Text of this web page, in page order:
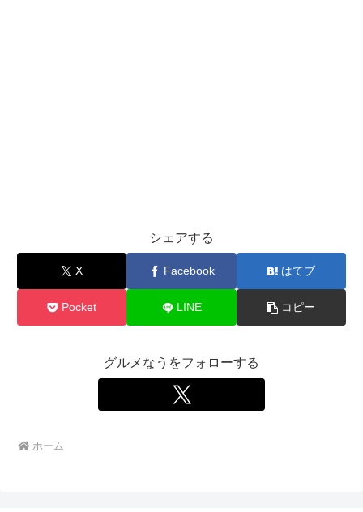
シェアする
X Facebook はてブ
Pocket LINE コピー
グルメなうをフォローする
ホーム